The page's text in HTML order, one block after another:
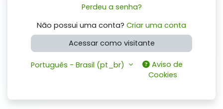
Perdeu a senha?
Não possui uma conta? Criar uma conta
Acessar como visitante
Português - Brasil ‎(pt_br)‎
Aviso de
Cookies